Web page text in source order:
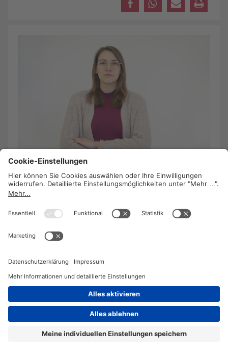
Jugend ohne Job: Nein zu einer Lost
Generation!
20. Mai 2020
Die Arbeitslosigkeit bei den 15–25-Jährigen hat
Folge: eine verlorene Generation auf dem
Alarm.